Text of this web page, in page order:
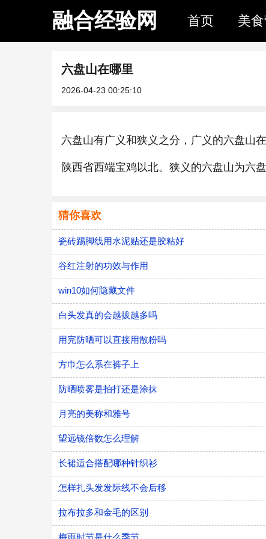
融合经验网 首页 美
六盘山在哪里
2026-04-23 00:25:10
六盘山有广义和狭义之分，广义的六盘山
陕西省西端宝鸡以北。狭义的六盘山为六
猜你喜欢
瓷砖踢脚线用水泥贴还是胶粘好
谷红注射的功效与作用
win10如何隐藏文件
白头发真的会越拔越多吗
用完防晒可以直接用散粉吗
方巾怎么系在裤子上
防晒喷雾是拍打还是涂抹
月亮的美称和雅号
望远镜倍数怎么理解
长裙适合搭配哪种针织衫
怎样扎头发发际线不会后移
拉布拉多和金毛的区别
梅雨时节是什么季节